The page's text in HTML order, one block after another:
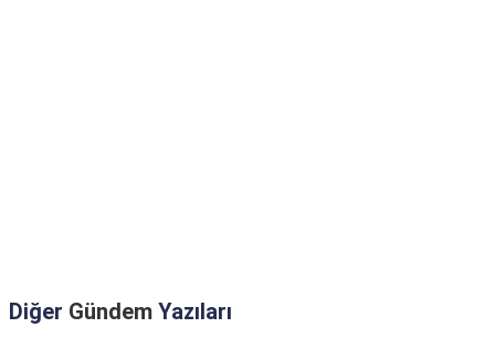
Diğer Gündem Yazıları